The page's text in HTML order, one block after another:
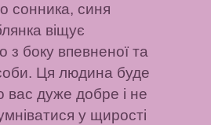
сонника, синя
віщує
з боку впевненої та
Ця людина буде
вас дуже добре і не
у щирості